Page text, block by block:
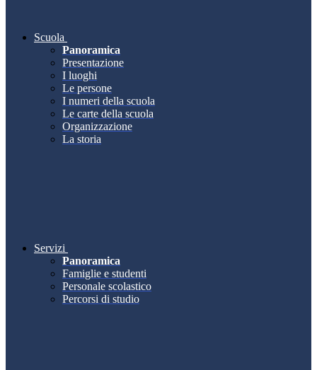
Scuola
Panoramica
Presentazione
I luoghi
Le persone
I numeri della scuola
Le carte della scuola
Organizzazione
La storia
Servizi
Panoramica
Famiglie e studenti
Personale scolastico
Percorsi di studio